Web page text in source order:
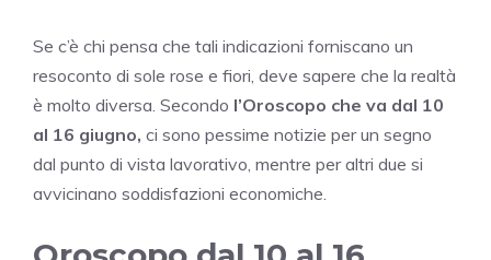
Se c’è chi pensa che tali indicazioni forniscano un
resoconto di sole rose e fiori, deve sapere che la realtà
è molto diversa. Secondo l’Oroscopo che va dal 10
al 16 giugno, ci sono pessime notizie per un segno
dal punto di vista lavorativo, mentre per altri due si
avvicinano soddisfazioni economiche.